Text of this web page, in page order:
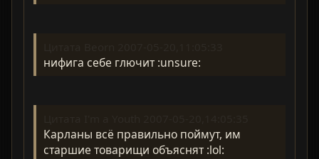
нифига себе глючит :unsure:
Карланы всё правильно поймут, им
старшие товарищи объяснят :lol: